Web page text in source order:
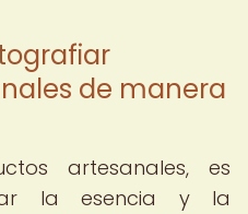
de manera
artesanales, es
la esencia y la